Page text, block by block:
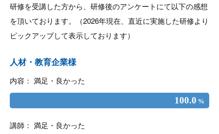
研修を受講した方から、研修後のアンケートにて以下の感想
を頂いております。（2026年現在、直近に実施した研修より
ピックアップして表示しております）
人材・教育企業様
内容： 満足・良かった
100.0 %
講師： 満足・良かった